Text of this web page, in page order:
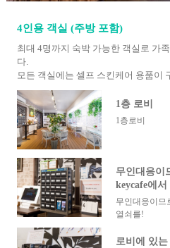
4인용 객실 (주방 포함)
최대 4명까지 숙박 가능한 객실로 가
다.
모든 객실에는 셀프 스킨케어 용품이
1층 로비
1층로비
무인대응이
keycafe에
무인대응이므
열쇠를!
로비에 있는